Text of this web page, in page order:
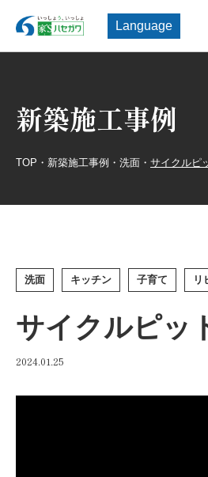
Language
新築施工事例
TOP ・ 新築施工事例 ・ 洗面 ・ サイクルピ
洗面 キッチン 子育て リ
サイクルピッ
2024.01.25